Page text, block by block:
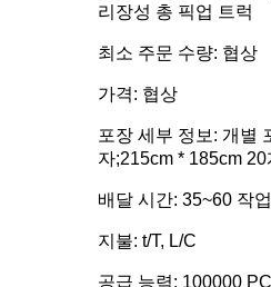
리장성 총 픽업 트럭
최소 주문 수량: 협상
가격: 협상
포장 세부 정보: 개별
자;215cm * 185cm 20
배달 시간: 35~60 작
지불: t/T, L/C
공급 능력: 100000